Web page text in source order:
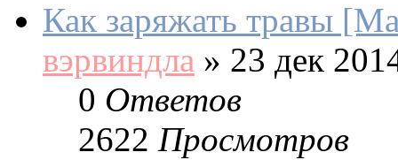
Как заряжать травы
вэрвиндла » 23 дек
0 Ответов
2622 Просмотров